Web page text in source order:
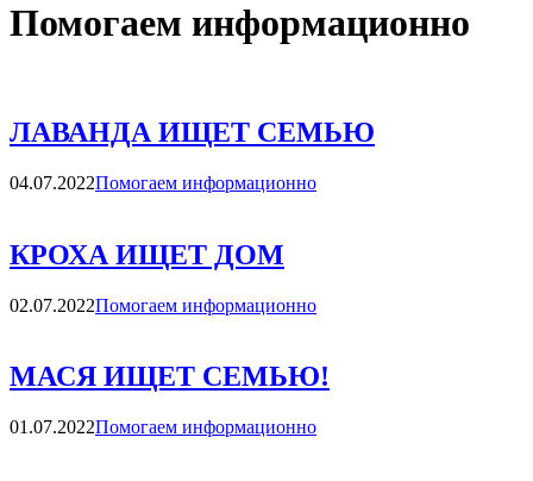
Помогаем информационно
ЛАВАНДА ИЩЕТ СЕМЬЮ
04.07.2022Категории
Помогаем информационно
КРОХА ИЩЕТ ДОМ
02.07.2022Категории
Помогаем информационно
МАСЯ ИЩЕТ СЕМЬЮ!
01.07.2022Категории
Помогаем информационно